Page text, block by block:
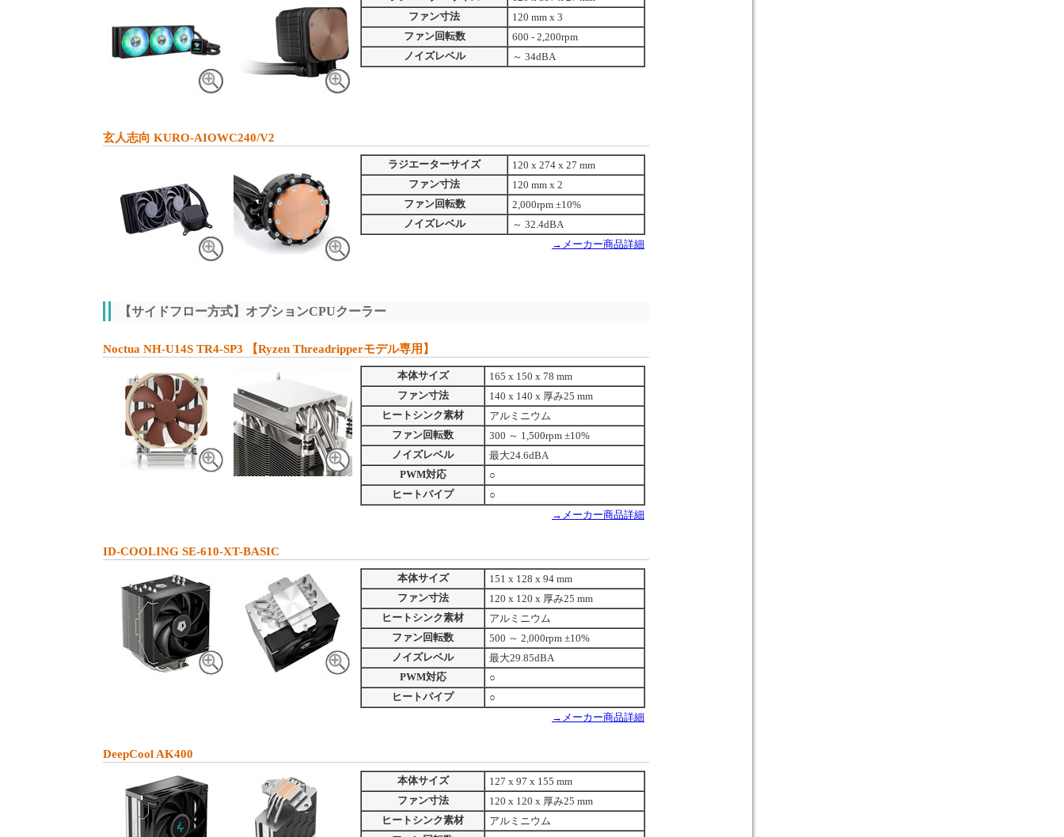
ファン寸法
120 mm x 3
ファン回転数
600 - 2,200rpm
ノイズレベル
～ 34dBA
玄人志向 KURO-AIOWC240/V2
ラジエーターサイズ
120 x 274 x 27 mm
ファン寸法
120 mm x 2
ファン回転数
2,000rpm ±10%
ノイズレベル
～ 32.4dBA
→メーカー商品詳細
【サイドフロー方式】オプションCPUクーラー
Noctua NH-U14S TR4-SP3 【Ryzen Threadripperモデル専用】
本体サイズ
165 x 150 x 78 mm
ファン寸法
140 x 140 x 厚み25 mm
ヒートシンク素材
アルミニウム
ファン回転数
300 ～ 1,500rpm ±10%
ノイズレベル
最大24.6dBA
PWM対応
○
ヒートパイプ
○
→メーカー商品詳細
ID-COOLING SE-610-XT-BASIC
本体サイズ
151 x 128 x 94 mm
ファン寸法
120 x 120 x 厚み25 mm
ヒートシンク素材
アルミニウム
ファン回転数
500 ～ 2,000rpm ±10%
ノイズレベル
最大29.85dBA
PWM対応
○
ヒートパイプ
○
→メーカー商品詳細
DeepCool AK400
本体サイズ
127 x 97 x 155 mm
ファン寸法
120 x 120 x 厚み25 mm
ヒートシンク素材
アルミニウム